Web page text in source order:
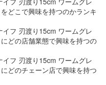
どこで興味を持つのかランキ
フ 刃渡り15cm ワームグレ
どの店舗業態で興味を持つの
フ 刃渡り15cm ワームグレ
どのチェーン店で興味を持つ